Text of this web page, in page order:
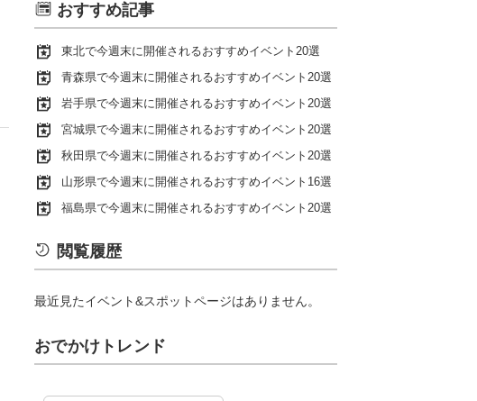
おすすめ記事
東北で今週末に開催されるおすすめイベント20選
青森県で今週末に開催されるおすすめイベント20選
岩手県で今週末に開催されるおすすめイベント20選
宮城県で今週末に開催されるおすすめイベント20選
秋田県で今週末に開催されるおすすめイベント20選
山形県で今週末に開催されるおすすめイベント16選
福島県で今週末に開催されるおすすめイベント20選
閲覧履歴
最近見たイベント&スポットページはありません。
おでかけトレンド